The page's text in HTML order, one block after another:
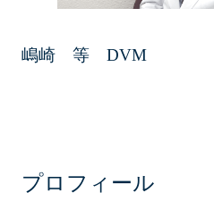
嶋崎 等 DVM
プロフィール